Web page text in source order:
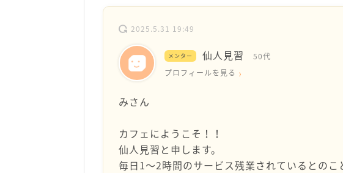
2025.5.31 19:49
メンター 仙人見習
50代
プロフィールを見る
みさん
カフェにようこそ！！
仙人見習と申します。
毎日1〜2時間のサービス残業されているとの